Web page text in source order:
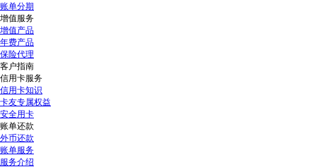
账单分期
增值服务
增值产品
年费产品
保险代理
客户指南
信用卡服务
信用卡知识
卡友专属权益
安全用卡
账单还款
外币还款
账单服务
服务介绍